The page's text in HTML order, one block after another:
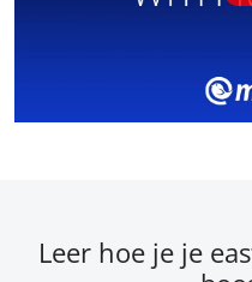
Leer hoe je je